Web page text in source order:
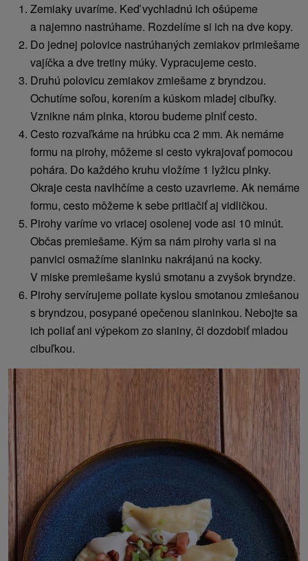
Zemiaky uvaríme. Keď vychladnú ich ošúpeme
a najemno nastrúhame. Rozdelíme si ich na dve kopy.
Do jednej polovice nastrúhaných zemiakov primiešame
vajíčka a dve tretiny múky. Vypracujeme cesto.
Druhú polovicu zemiakov zmiešame z bryndzou.
Ochutíme soľou, korením a kúskom mladej cibuľky.
Vznikne nám plnka, ktorou budeme plniť cesto.
Cesto rozvaľkáme na hrúbku cca 2 mm. Ak nemáme
formu na pirohy, môžeme si cesto vykrajovať pomocou
pohára. Do každého kruhu vložíme 1 lyžicu plnky.
Okraje cesta navlhčíme a cesto uzavrieme. Ak nemáme
formu, cesto môžeme k sebe pritlačiť aj vidličkou.
Pirohy varíme vo vriacej osolenej vode asi 10 minút.
Občas premiešame. Kým sa nám pirohy varia si na
panvici osmažíme slaninku nakrájanú na kocky.
V miske premiešame kyslú smotanu a zvyšok bryndze.
Pirohy servírujeme poliate kyslou smotanou zmiešanou
s bryndzou, posypané opečenou slaninkou. Nebojte sa
ich poliať ani výpekom zo slaniny, či dozdobiť mladou
cibuľkou.